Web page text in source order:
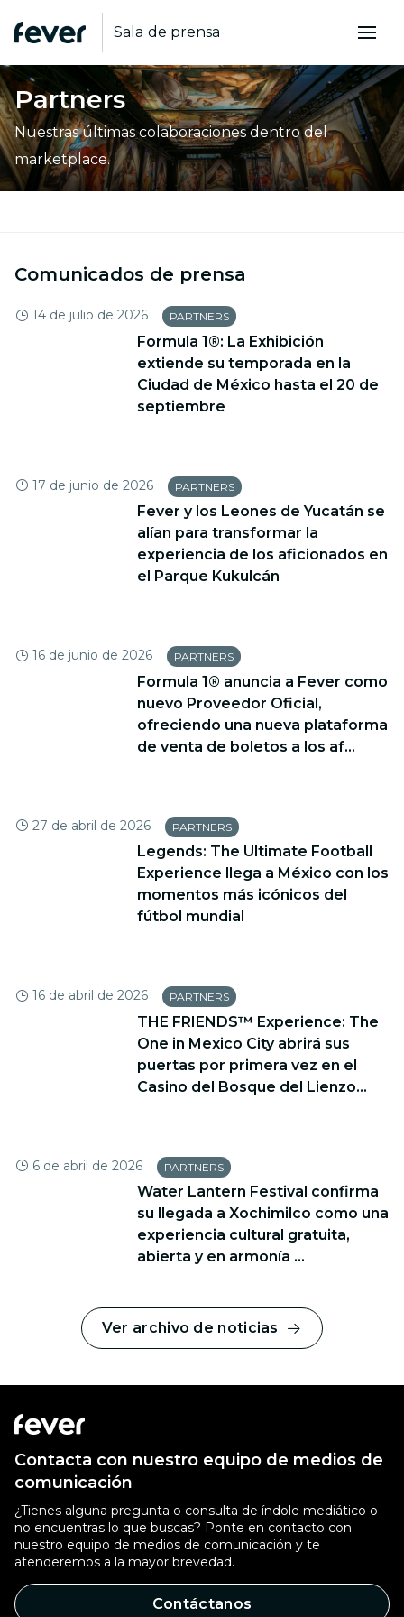
Sala de prensa
Partners
Nuestras últimas colaboraciones dentro del
marketplace.
Comunicados de prensa
14 de julio de 2026 PARTNERS
Formula 1®: La Exhibición
extiende su temporada en la
Ciudad de México hasta el 20 de
septiembre
17 de junio de 2026 PARTNERS
Fever y los Leones de Yucatán se
alían para transformar la
experiencia de los aficionados en
el Parque Kukulcán
16 de junio de 2026 PARTNERS
Formula 1® anuncia a Fever como
nuevo Proveedor Oficial,
ofreciendo una nueva plataforma
de venta de boletos a los af...
27 de abril de 2026 PARTNERS
Legends: The Ultimate Football
Experience llega a México con los
momentos más icónicos del
fútbol mundial
16 de abril de 2026 PARTNERS
THE FRIENDS™ Experience: The
One in Mexico City abrirá sus
puertas por primera vez en el
Casino del Bosque del Lienzo...
6 de abril de 2026 PARTNERS
Water Lantern Festival confirma
su llegada a Xochimilco como una
experiencia cultural gratuita,
abierta y en armonía ...
Ver archivo de noticias
Contacta con nuestro equipo de medios de
comunicación
¿Tienes alguna pregunta o consulta de índole mediático o
no encuentras lo que buscas? Ponte en contacto con
nuestro equipo de medios de comunicación y te
atenderemos a la mayor brevedad.
Contáctanos